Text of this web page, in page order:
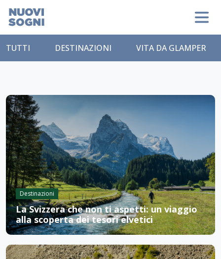
TUTTI DESTINAZIONI VITA DA GLAMPER
Destinazioni
La Svizzera che non ti aspetti: un viaggio
alla scoperta dei tesori elvetici